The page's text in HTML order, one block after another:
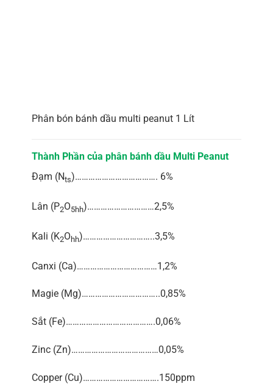
Phân bón bánh dầu multi peanut 1 Lít
Thành Phần của phân bánh dầu Multi Peanut
Đạm (Nts)………………………………. 6%
Lân (P2O5hh)…………………………2,5%
Kali (K2O hh)…………………………..3,5%
Canxi (Ca)………………………………1,2%
Magie (Mg)……………………………..0,85%
Sắt (Fe)………………………………….0,06%
Zinc (Zn)…………………………………0,05%
Copper (Cu)…………………………….150ppm